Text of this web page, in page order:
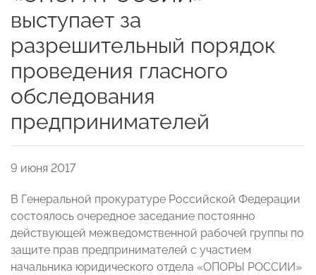
выступает за
разрешительный порядок
проведения гласного
обследования
предпринимателей
9 июня 2017
В Генеральной прокуратуре Российской Федерации
состоялось очередное заседание постоянно
действующей межведомственной рабочей группы по
защите прав предпринимателей с участием
начальника юридического отдела «ОПОРЫ РОССИИ»